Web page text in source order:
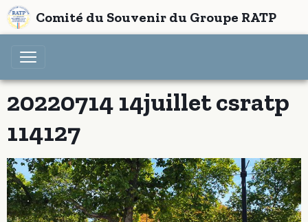
Comité du Souvenir du Groupe RATP
20220714 14juillet csratp
114127